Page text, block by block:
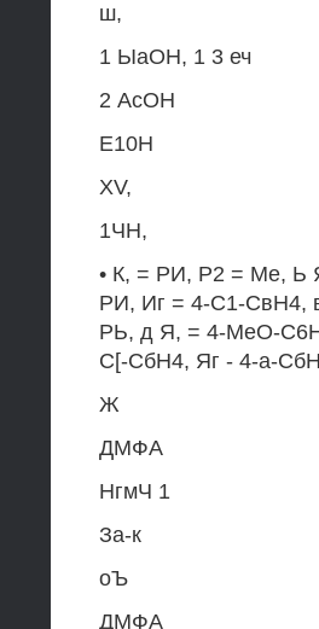
ш,
1 ЫаОН, 1 3 еч
2 АсОН
Е10Н
XV,
1ЧН,
• К, = РИ, Р2 = Ме, Ь
РИ, Иг = 4-С1-СвН4,
РЬ, д Я, = 4-МеО-
С[-СбН4, Яг - 4-а-
Ж
ДМФА
НгмЧ 1
За-к
оЪ
ДМФА